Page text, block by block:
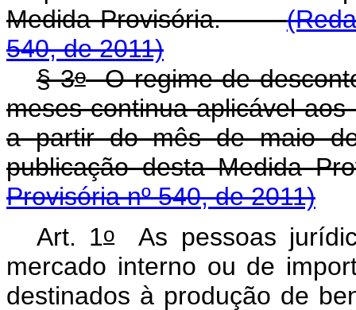
Medida Provisória.
540, de 2011)
§ 3oO regime de
meses continua aplicável
a partir do mês de maio
publicação desta
Provisória nº 540, de 2011)
Art. 1o
As pessoas
mercado interno ou de
destinados à produção de